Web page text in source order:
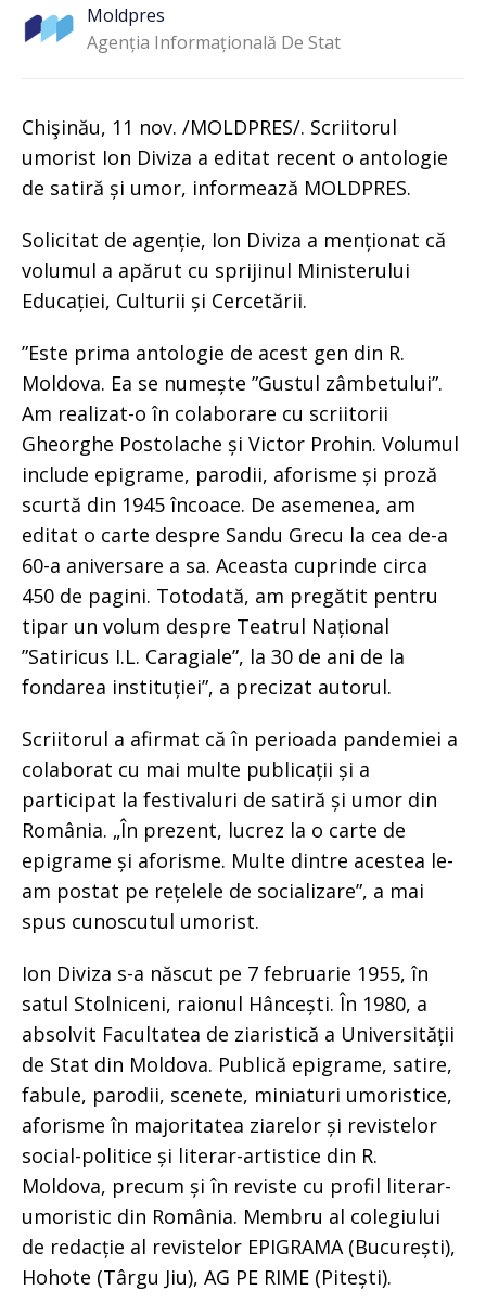
Moldpres
Agenția Informațională De Stat
Chişinău, 11 nov. /MOLDPRES/. Scriitorul
umorist Ion Diviza a editat recent o antologie
de satiră și umor, informează MOLDPRES.
Solicitat de agenție, Ion Diviza a menționat că
volumul a apărut cu sprijinul Ministerului
Educației, Culturii și Cercetării.
”Este prima antologie de acest gen din R.
Moldova. Ea se numește ”Gustul zâmbetului”.
Am realizat-o în colaborare cu scriitorii
Gheorghe Postolache și Victor Prohin. Volumul
include epigrame, parodii, aforisme și proză
scurtă din 1945 încoace. De asemenea, am
editat o carte despre Sandu Grecu la cea de-a
60-a aniversare a sa. Aceasta cuprinde circa
450 de pagini. Totodată, am pregătit pentru
tipar un volum despre Teatrul Național
”Satiricus I.L. Caragiale”, la 30 de ani de la
fondarea instituției”, a precizat autorul.
Scriitorul a afirmat că în perioada pandemiei a
colaborat cu mai multe publicații și a
participat la festivaluri de satiră și umor din
România. „În prezent, lucrez la o carte de
epigrame și aforisme. Multe dintre acestea le-
am postat pe rețelele de socializare”, a mai
spus cunoscutul umorist.
Ion Diviza s-a născut pe 7 februarie 1955, în
satul Stolniceni, raionul Hâncești. În 1980, a
absolvit Facultatea de ziaristică a Universității
de Stat din Moldova. Publică epigrame, satire,
fabule, parodii, scenete, miniaturi umoristice,
aforisme în majoritatea ziarelor și revistelor
social-politice și literar-artistice din R.
Moldova, precum și în reviste cu profil literar-
umoristic din România. Membru al colegiului
de redacție al revistelor EPIGRAMA (București),
Hohote (Târgu Jiu), AG PE RIME (Pitești).